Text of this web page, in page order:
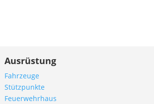
Ausrüstung
Fahrzeuge
Stützpunkte
Feuerwehrhaus